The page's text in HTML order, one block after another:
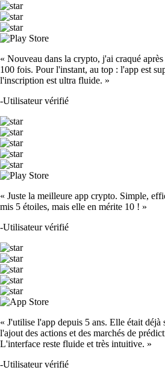
« Nouveau dans la crypto, j'ai craqué
100 fois. Pour l'instant, au top : l'app est
l'inscription est ultra fluide. »
-Utilisateur vérifié
« Juste la meilleure app crypto. Simple,
mis 5 étoiles, mais elle en mérite 10 ! »
-Utilisateur vérifié
« J'utilise l'app depuis 5 ans. Elle était déjà
l'ajout des actions et des marchés de
L'interface reste fluide et très intuitive. »
-Utilisateur vérifié